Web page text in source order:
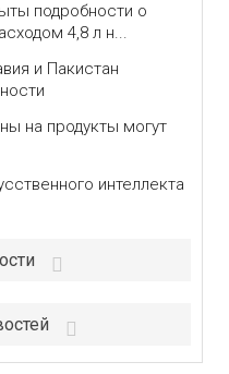
подробности о
4,8 л н...
и Пакистан
на продукты могут
интеллекта